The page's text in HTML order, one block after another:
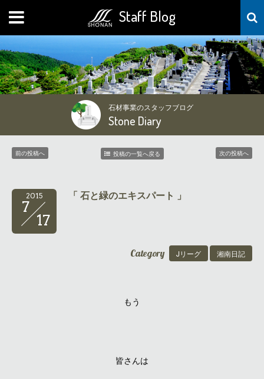
Staff Blog
MENU
石材事業のスタッフブログ
Stone Diary
前の投稿へ 投稿の一覧へ戻る 次の投稿へ
2015
7
17
「 石と緑のエキスパート 」
Category Jリーグ 湘南日記
もう
皆さんは